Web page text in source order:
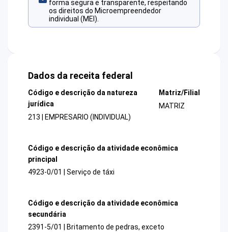
forma segura e transparente, respeitando
os direitos do Microempreendedor
individual (MEI).
Dados da receita federal
Código e descrição da natureza
jurídica
213 | EMPRESARIO (INDIVIDUAL)
Matriz/Filial
MATRIZ
Código e descrição da atividade econômica
principal
4923-0/01 | Serviço de táxi
Código e descrição da atividade econômica
secundária
2391-5/01 | Britamento de pedras, exceto